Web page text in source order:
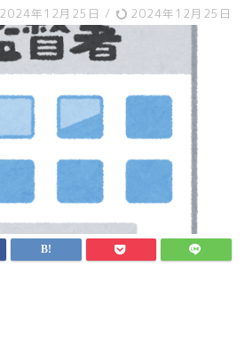
2024年12月25日 / 2024年12月25日